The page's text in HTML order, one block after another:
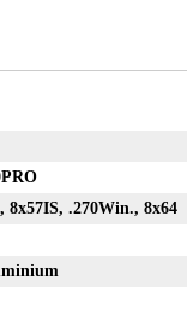
8x57IS, .270Win., 8x64